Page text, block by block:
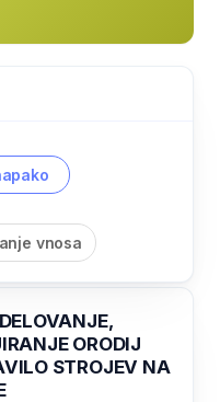
vnosa
ORODIJ
STROJEV NA